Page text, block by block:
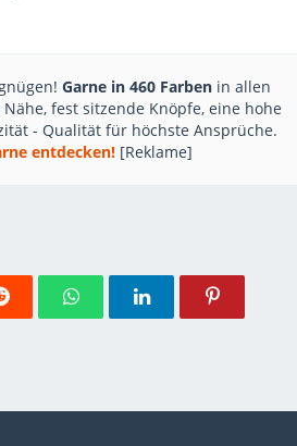
Garne in 460 Farben in allen
fest sitzende Knöpfe, eine hohe
- Qualität für höchste Ansprüche.
entdecken! [Reklame]